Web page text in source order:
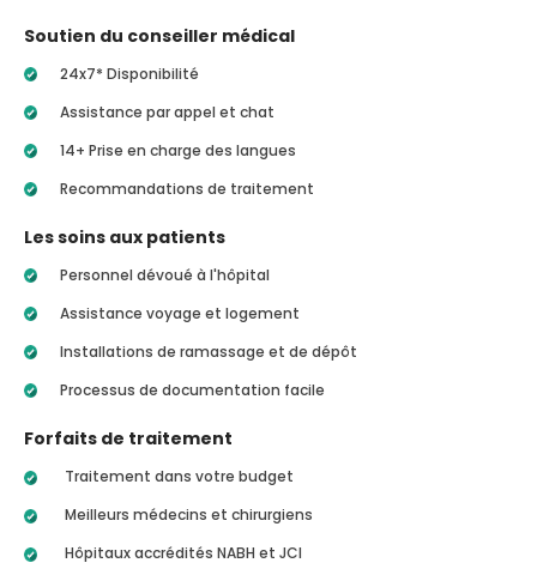
Soutien du conseiller médical
24x7* Disponibilité
Assistance par appel et chat
14+ Prise en charge des langues
Recommandations de traitement
Les soins aux patients
Personnel dévoué à l'hôpital
Assistance voyage et logement
Installations de ramassage et de dépôt
Processus de documentation facile
Forfaits de traitement
Traitement dans votre budget
Meilleurs médecins et chirurgiens
Hôpitaux accrédités NABH et JCI